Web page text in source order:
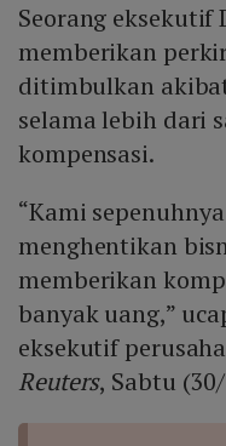
Seorang eksekutif
memberikan
ditimbulkan
selama lebih dari
kompensasi.
“Kami
menghentikan
memberikan
banyak uang,”
eksekutif
Reuters, Sabtu